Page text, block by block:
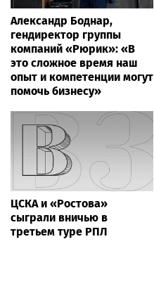
Александр Боднар,
гендиректор группы
компаний «Рюрик»: «В
это сложное время наш
опыт и компетенции могут
помочь бизнесу»
ЦСКА и «Ростова»
сыграли вничью в
третьем туре РПЛ